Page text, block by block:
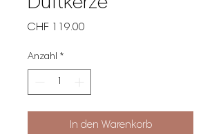
Duftkerze
CHF 119.00
Anzahl *
In den Warenkorb